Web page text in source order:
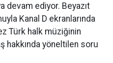
devam ediyor. Beyazıt
Kanal D ekranlarında
Türk halk müziğinin
hakkında yöneltilen soru